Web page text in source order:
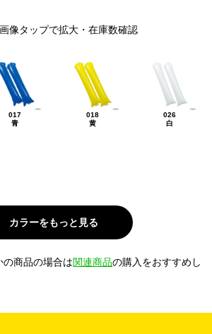
画像タップで拡大・在庫数確認
017
青
018
黄
026
白
商品の場合は関連商品の購入をおすすめし